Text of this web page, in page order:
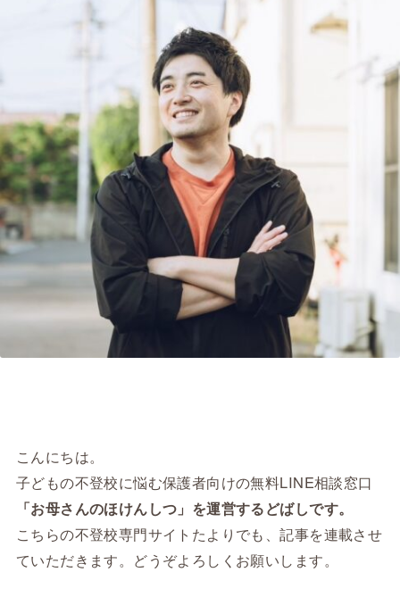
こんにちは。
子どもの不登校に悩む保護者向けの無料LINE相談窓口
「お母さんのほけんしつ」を運営するどばしです。
こちらの不登校専門サイトたよりでも、記事を連載させ
ていただきます。どうぞよろしくお願いします。